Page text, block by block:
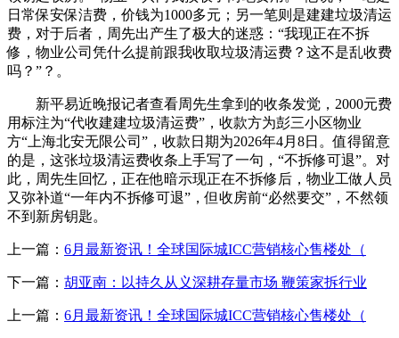
日常保安保洁费，价钱为1000多元；另一笔则是建建垃圾清运
费，对于后者，周先出产生了极大的迷惑：“我现正在不拆
修，物业公司凭什么提前跟我收取垃圾清运费？这不是乱收费
吗？”？。
新平易近晚报记者查看周先生拿到的收条发觉，2000元费
用标注为“代收建建垃圾清运费”，收款方为彭三小区物业
方“上海北安无限公司”，收款日期为2026年4月8日。值得留意
的是，这张垃圾清运费收条上手写了一句，“不拆修可退”。对
此，周先生回忆，正在他暗示现正在不拆修后，物业工做人员
又弥补道“一年内不拆修可退”，但收房前“必然要交”，不然领
不到新房钥匙。
上一篇： 6月最新资讯！️全球国际城ICC营销核心售楼处（
下一篇： 胡亚南：以持久从义深耕存量市场 鞭策家拆行业
上一篇： 6月最新资讯！️全球国际城ICC营销核心售楼处（